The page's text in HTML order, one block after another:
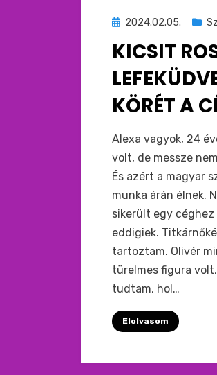
Beküldve
2024.02.05.
KICSIT
KÖRÉT A
bymonkey
Alexa vagyok, 24
volt, de messze
És azért a magyar
munka árán élnek.
sikerült egy
eddigiek.
tartoztam. Olivér
türelmes figura
tudtam, hol…
Elolvasom